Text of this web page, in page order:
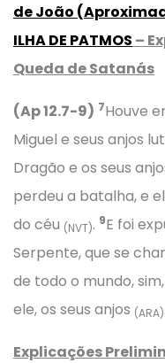
de João (
ILHA DE PATMOS –
Queda de Satanás
(Ap 12.7-9) 7Houve
Miguel e seus anjos
Dragão e os seus
perdeu a batalha, e
do céu (NVT). 9E foi
Serpente, que se
de todo o mundo,
ele, os seus anjos (ARA)
Explicações